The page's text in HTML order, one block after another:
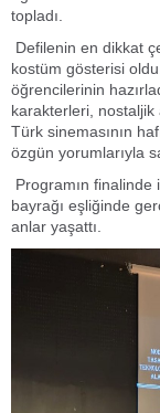
topladı.
Defilenin en dikkat
kostüm gösterisi
öğrencilerinin
karakterleri, nostaljik
Türk sinemasının
özgün yorumlarıyla
Programın finalinde
bayrağı eşliğinde
anlar yaşattı.